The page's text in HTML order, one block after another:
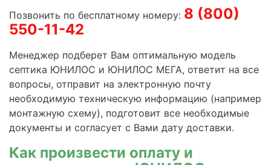
Позвонить по бесплатному номеру: 8 (800)
550-11-42
Менеджер подберет Вам оптимальную модель
септика ЮНИЛОС и ЮНИЛОС МЕГА, ответит на все
вопросы, отправит на электронную почту
необходимую техническую информацию (например
монтажную схему), подготовит все необходимые
документы и согласует с Вами дату доставки.
Как произвеcти оплату и